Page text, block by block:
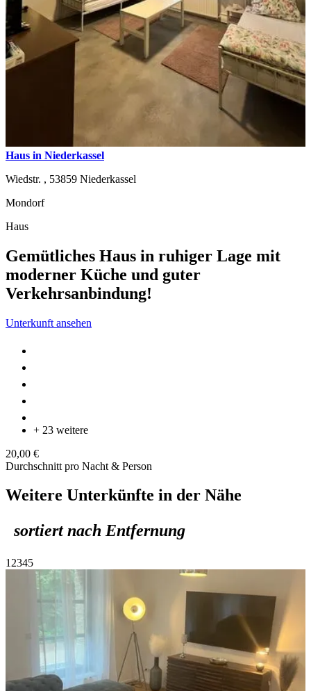
Haus in Niederkassel
Wiedstr. , 53859 Niederkassel
Mondorf
Haus
Gemütliches Haus in ruhiger Lage mit
moderner Küche und guter
Verkehrsanbindung!
Unterkunft ansehen
+ 23 weitere
20,00 €
Durchschnitt pro Nacht & Person
Weitere Unterkünfte in der Nähe
sortiert nach Entfernung
12345